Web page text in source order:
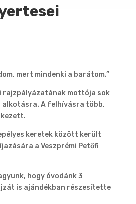
mert mindenki a barátom.”
rajzpályázatának mottója sok
A felhívásra több,
keretek között került
a Veszprémi Petőfi
hogy óvodánk 3
is ajándékban részesítette